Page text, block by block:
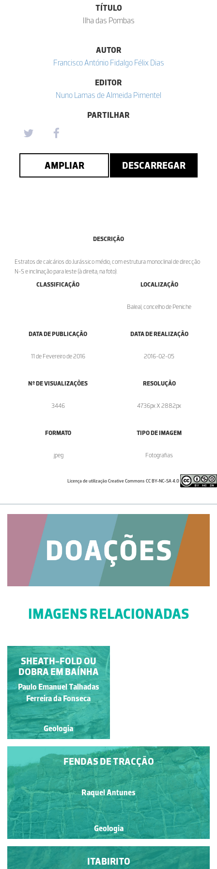
TÍTULO
Ilha das Pombas
AUTOR
Francisco António Fidalgo Félix Dias
EDITOR
Nuno Lamas de Almeida Pimentel
PARTILHAR
AMPLIAR DESCARREGAR
DESCRIÇÃO
Estratos de calcários do Jurássico médio, com estrutura monoclinal de direcção
N-S e inclinação para leste (à direita, na foto).
CLASSIFICAÇÃO
LOCALIZAÇÃO
Baleal, concelho de Peniche
DATA DE PUBLICAÇÃO
11 de Fevereiro de 2016
DATA DE REALIZAÇÃO
2016-02-05
Nº DE VISUALIZAÇÕES
3446
RESOLUÇÃO
4736px X 2882px
FORMATO
.jpeg
TIPO DE IMAGEM
Fotografias
Licença de utilização Creative Commons CC BY-NC-SA 4.0
IMAGENS RELACIONADAS
DISCORDÂNCIA
LITOLÓGICA
Diana Barbosa
Geologia
FENDAS DE TRACÇÃO
Raquel Antunes
Geologia
ITABIRITO
SHEATH-FOLD OU
DOBRA EM BAÍNHA
Paulo Emanuel Talhadas
Ferreira da Fonseca
Geologia